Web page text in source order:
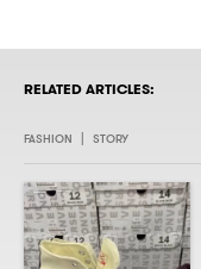
RELATED ARTICLES:
FASHION | STORY